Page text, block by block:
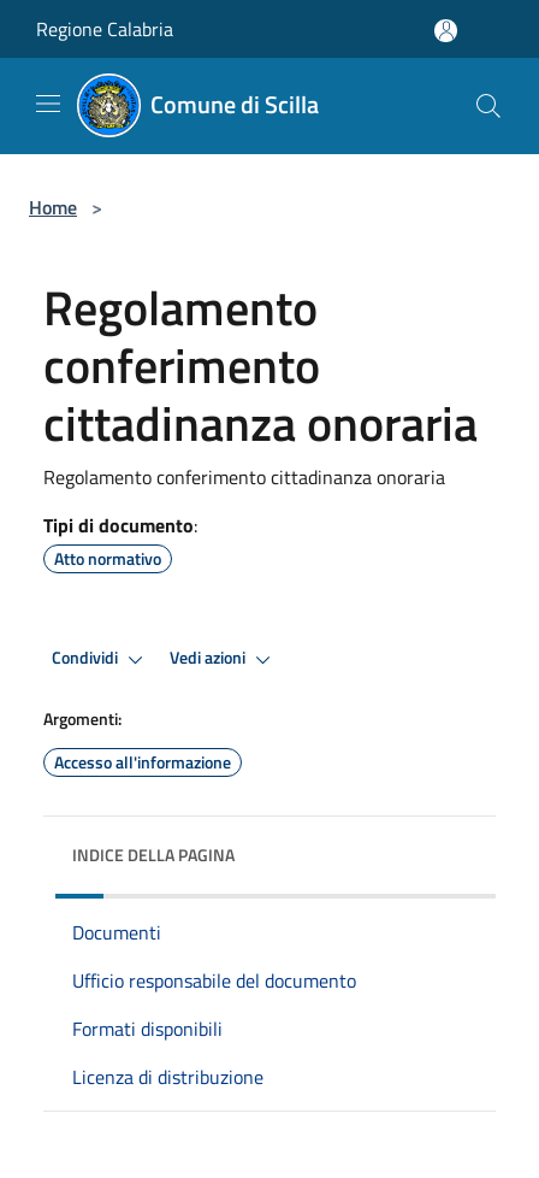
Regione Calabria
Comune di Scilla
Home >
Regolamento
conferimento
cittadinanza onoraria
Regolamento conferimento cittadinanza onoraria
Tipi di documento:
Atto normativo
Condividi Vedi azioni
Argomenti:
Accesso all'informazione
INDICE DELLA PAGINA
Documenti
Ufficio responsabile del documento
Formati disponibili
Licenza di distribuzione